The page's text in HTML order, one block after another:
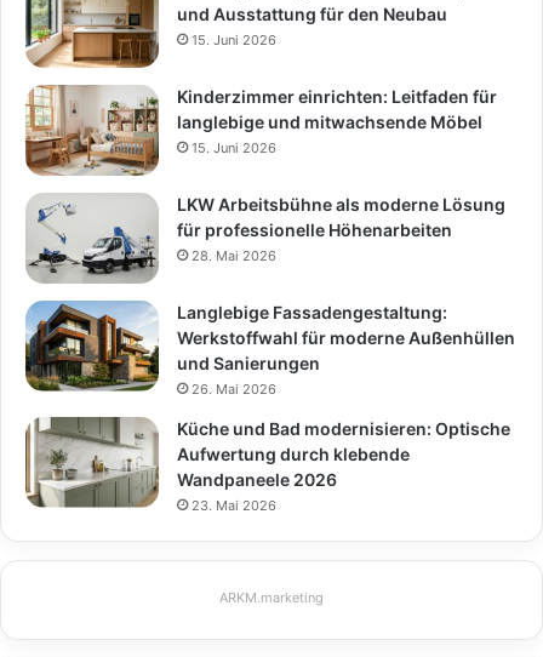
und Ausstattung für den Neubau
15. Juni 2026
Kinderzimmer einrichten: Leitfaden für
langlebige und mitwachsende Möbel
15. Juni 2026
LKW Arbeitsbühne als moderne Lösung
für professionelle Höhenarbeiten
28. Mai 2026
Langlebige Fassadengestaltung:
Werkstoffwahl für moderne Außenhüllen
und Sanierungen
26. Mai 2026
Küche und Bad modernisieren: Optische
Aufwertung durch klebende
Wandpaneele 2026
23. Mai 2026
ARKM.marketing